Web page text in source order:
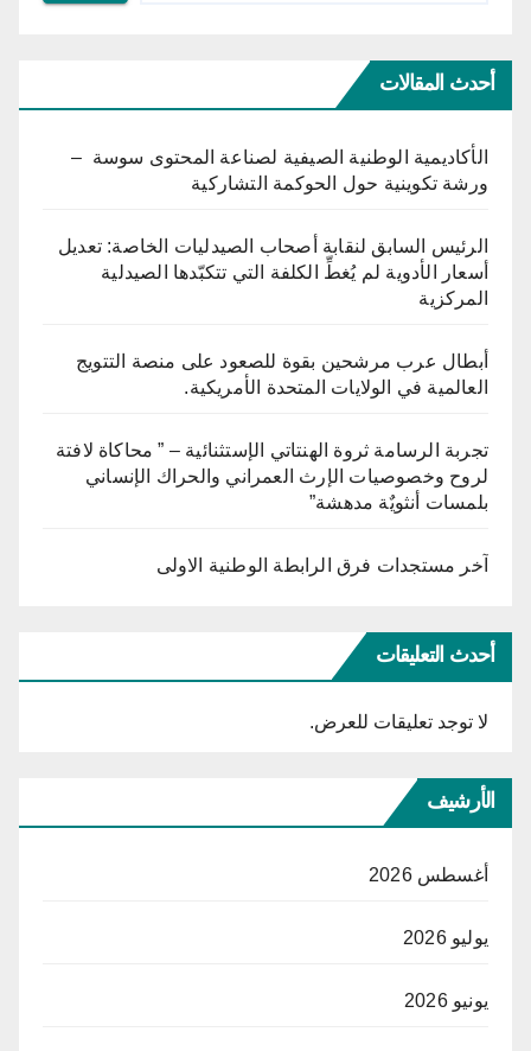
أحدث المقالات
الأكاديمية الوطنية الصيفية لصناعة المحتوى سوسة –
ورشة تكوينية حول الحوكمة التشاركية
الرئيس السابق لنقابة أصحاب الصيدليات الخاصة: تعديل
أسعار الأدوية لم يُغطِّ الكلفة التي تتكبّدها الصيدلية
المركزية
أبطال عرب مرشحين بقوة للصعود على منصة التتويج
العالمية في الولايات المتحدة الأمريكية.
تجربة الرسامة ثروة الهنتاتي الإستثنائية – ” محاكاة لافتة
لروح وخصوصيات الإرث العمراني والحراك الإنساني
بلمسات أنثويٌة مدهشة”
آخر مستجدات فرق الرابطة الوطنية الاولى
أحدث التعليقات
لا توجد تعليقات للعرض.
الأرشيف
أغسطس 2026
يوليو 2026
يونيو 2026